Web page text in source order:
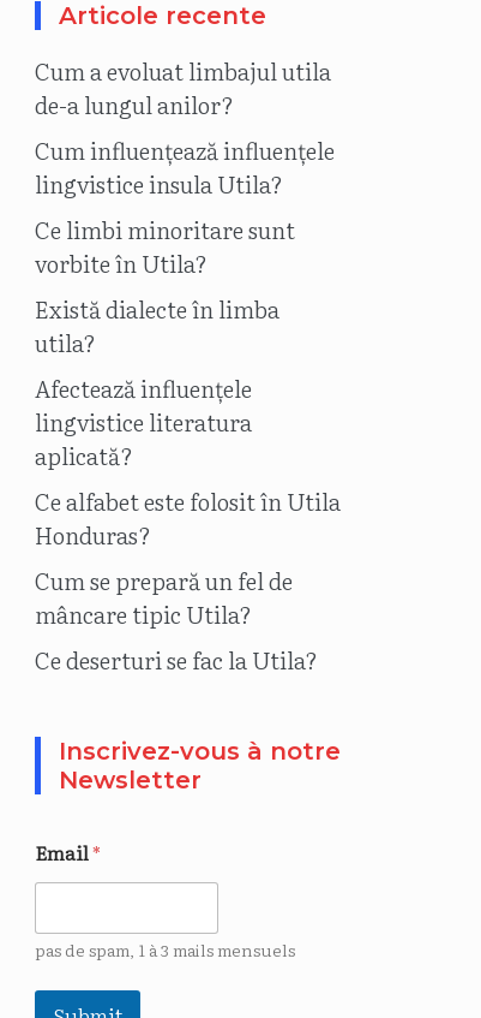
Articole recente
Cum a evoluat limbajul utila
de-a lungul anilor?
Cum influențează influențele
lingvistice insula Utila?
Ce limbi minoritare sunt
vorbite în Utila?
Există dialecte în limba
utila?
Afectează influențele
lingvistice literatura
aplicată?
Ce alfabet este folosit în Utila
Honduras?
Cum se prepară un fel de
mâncare tipic Utila?
Ce deserturi se fac la Utila?
Inscrivez-vous à notre
Newsletter
Email*
pas de spam, 1 à 3 mails mensuels